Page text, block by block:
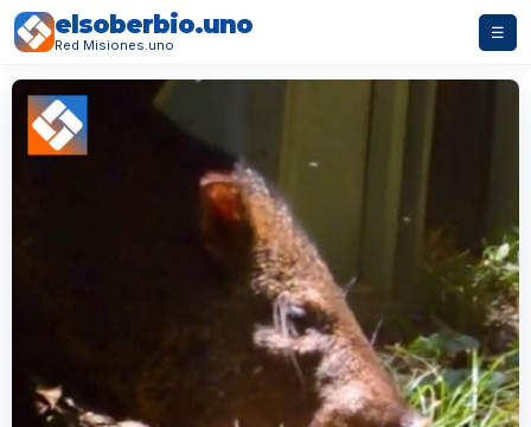
elsoberbio.uno
Red Misiones.uno
☰